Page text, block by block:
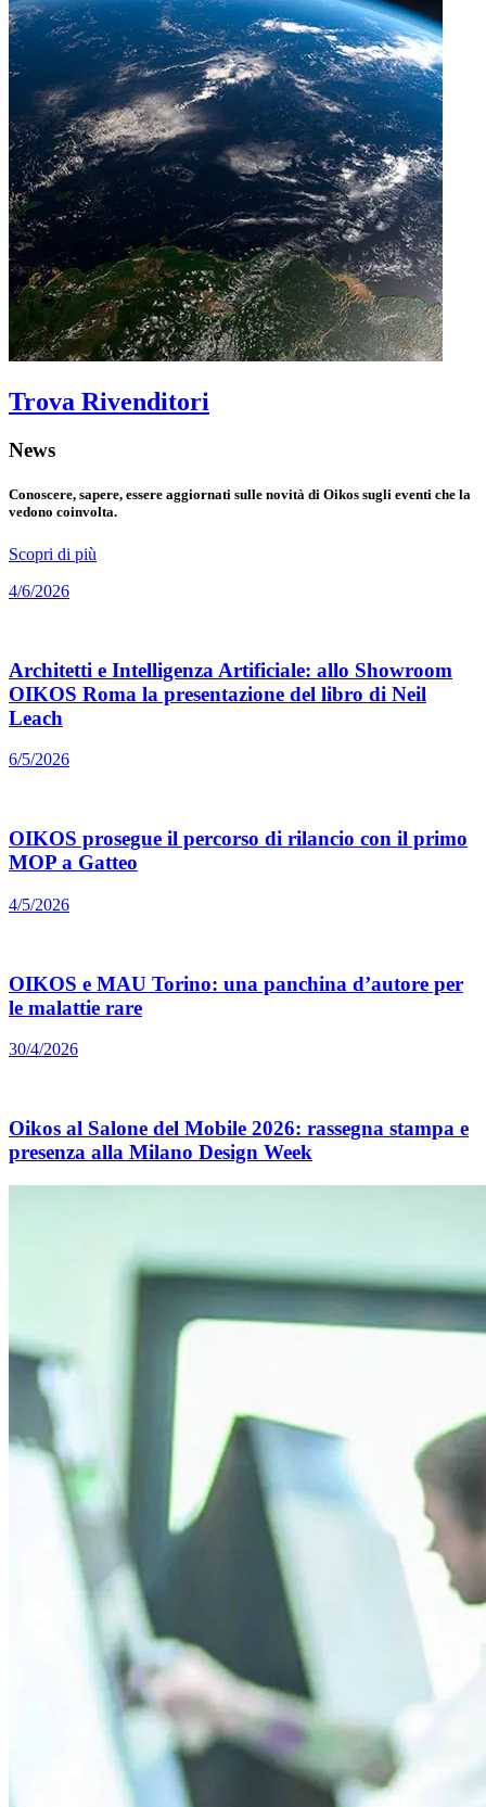
Trova Rivenditori
News
Conoscere, sapere, essere aggiornati sulle novità di Oikos sugli eventi che la
vedono coinvolta.
Scopri di più
4/6/2026
Architetti e Intelligenza Artificiale: allo Showroom
OIKOS Roma la presentazione del libro di Neil
Leach
6/5/2026
OIKOS prosegue il percorso di rilancio con il primo
MOP a Gatteo
4/5/2026
OIKOS e MAU Torino: una panchina d’autore per
le malattie rare
30/4/2026
Oikos al Salone del Mobile 2026: rassegna stampa e
presenza alla Milano Design Week